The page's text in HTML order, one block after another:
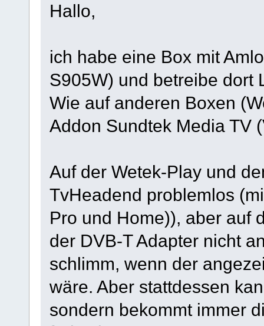
Hallo,
ich habe eine Box mit
S905W) und betreibe dort
Wie auf anderen Boxen
Addon Sundtek Media TV
Auf der Wetek-Play und
TvHeadend problemlos
Pro und Home)), aber auf
der DVB-T Adapter nicht
schlimm, wenn der
wäre. Aber stattdessen
sondern bekommt immer